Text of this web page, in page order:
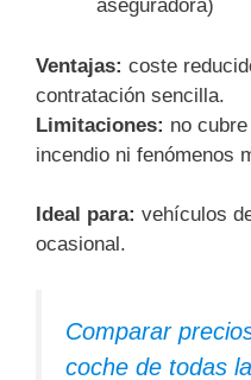
aseguradora)
Ventajas: coste
contratación sencilla.
Limitaciones: no
incendio ni fenómenos
Ideal para: vehículos
ocasional.
Comparar
coche de todas